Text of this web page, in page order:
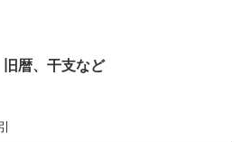
暦、干支など